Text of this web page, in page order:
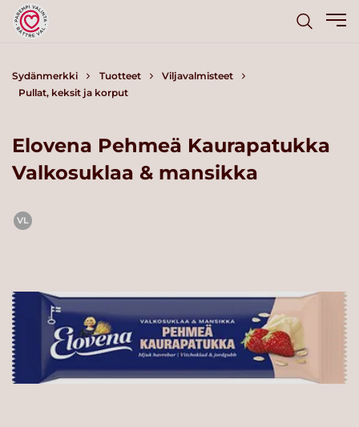
Sydänmerkki Tuotteet
Viljavalmisteet
Pullat, keksit ja korput
Elovena Pehmeä Kaurapatukka
Valkosuklaa & mansikka
VL